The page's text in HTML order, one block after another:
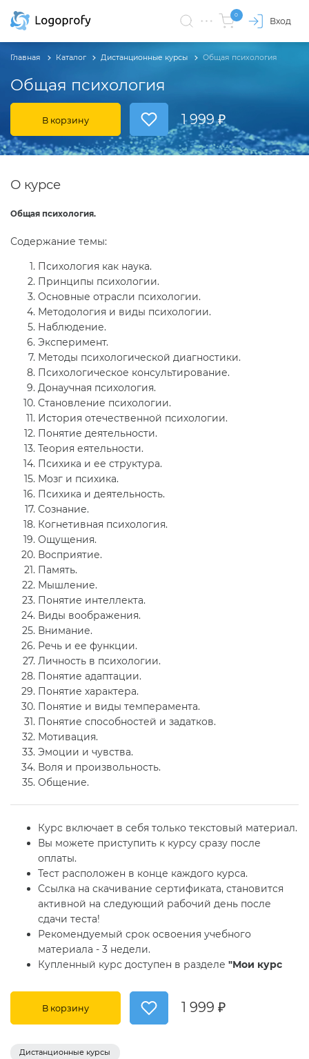
0
Вход
Общая психология
Главная Каталог Дистанционные курсы Общая психология
В корзину 1 999 ₽
О курсе
Общая психология.
Содержание темы:
Психология как наука.
Принципы психологии.
Основные отрасли психологии.
Методология и виды психологии.
Наблюдение.
Эксперимент.
Методы психологической диагностики.
Психологическое консультирование.
Донаучная психология.
Становление психологии.
История отечественной психологии.
Понятие деятельности.
Теория еятельности.
Психика и ее структура.
Мозг и психика.
Психика и деятельность.
Сознание.
Когнетивная психология.
Ощущения.
Восприятие.
Память.
Мышление.
Понятие интеллекта.
Виды воображения.
Внимание.
Речь и ее функции.
Личность в психологии.
Понятие адаптации.
Понятие характера.
Понятие и виды темперамента.
Понятие способностей и задатков.
Мотивация.
Эмоции и чувства.
Воля и произвольность.
Общение.
Курс включает в себя только текстовый материал.
Вы можете приступить к курсу сразу после
оплаты.
Тест расположен в конце каждого курса.
Ссылка на скачивание сертификата, становится
активной на следующий рабочий день после
сдачи теста!
Рекомендуемый срок освоения учебного
материала - 3 недели.
Купленный курс доступен в разделе "Мои курс
В корзину 1 999 ₽
Дистанционные курсы